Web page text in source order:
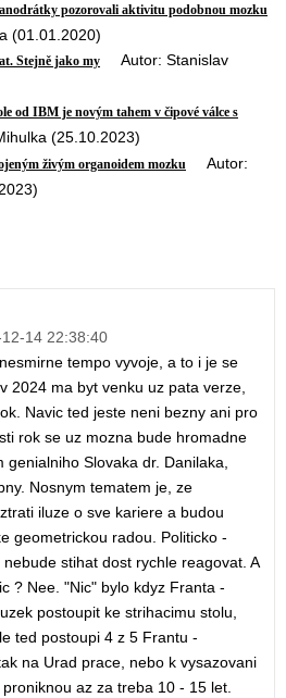
pozorovali aktivitu podobnou mozku
(01.01.2020)
Stejně jako my Autor: Stanislav
od IBM je novým tahem v čipové válce s
(25.10.2023)
živým organoidem mozku
Autor:
14 22:38:40
tempo vyvoje, a to i je se
2024 ma byt venku uz pata verze,
Navic ted jeste neni bezny ani pro
rok se uz mozna bude hromadne
Slovaka dr. Danilaka,
Nosnym tematem je, ze
iluze o sve kariere a budou
geometrickou radou. Politicko -
stihat dost rychle reagovat. A
? Nee. "Nic" bylo kdyz Franta -
postoupit ke strihacimu stolu,
ted postoupi 4 z 5 Frantu -
na Urad prace, nebo k vysazovani
az za treba 10 - 15 let.